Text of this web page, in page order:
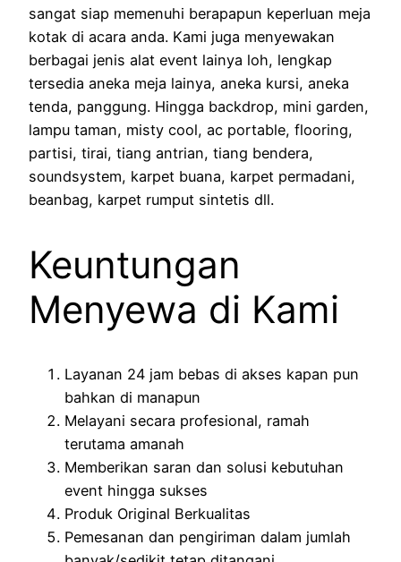
sangat siap memenuhi berapapun keperluan meja
kotak di acara anda. Kami juga menyewakan
berbagai jenis alat event lainya loh, lengkap
tersedia aneka meja lainya, aneka kursi, aneka
tenda, panggung. Hingga backdrop, mini garden,
lampu taman, misty cool, ac portable, flooring,
partisi, tirai, tiang antrian, tiang bendera,
soundsystem, karpet buana, karpet permadani,
beanbag, karpet rumput sintetis dll.
Keuntungan
Menyewa di Kami
Layanan 24 jam bebas di akses kapan pun
bahkan di manapun
Melayani secara profesional, ramah
terutama amanah
Memberikan saran dan solusi kebutuhan
event hingga sukses
Produk Original Berkualitas
Pemesanan dan pengiriman dalam jumlah